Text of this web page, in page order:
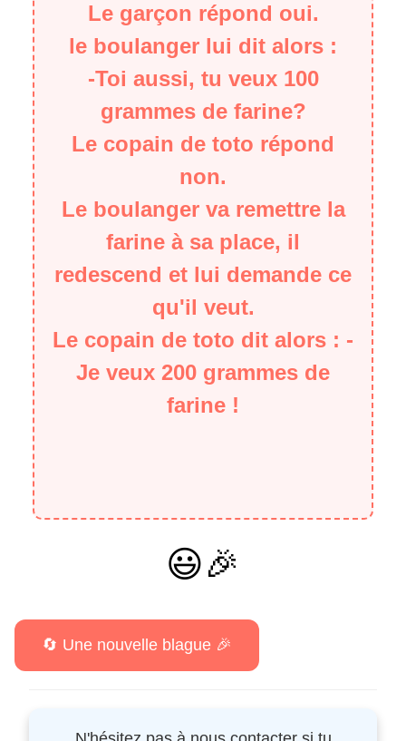
Le garçon répond oui.
le boulanger lui dit alors :
-Toi aussi, tu veux 100
grammes de farine?
Le copain de toto répond
non.
Le boulanger va remettre la
farine à sa place, il
redescend et lui demande ce
qu'il veut.
Le copain de toto dit alors : -
Je veux 200 grammes de
farine !
😃🎉